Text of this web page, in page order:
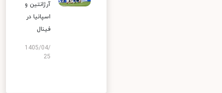
آرژانتین و
اسپانیا در
فینال
1405/04/
25